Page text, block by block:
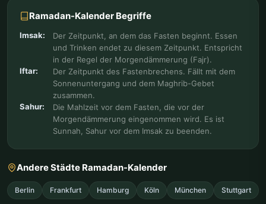
Ramadan-Kalender Begriffe
Imsak:
Der Zeitpunkt, an dem das Fasten beginnt. Essen
und Trinken endet zu diesem Zeitpunkt. Entspricht
in der Regel der Morgendämmerung (Fajr).
Iftar:
Der Zeitpunkt des Fastenbrechens. Fällt mit dem
Sonnenuntergang und dem Maghrib-Gebet
zusammen.
Sahur:
Die Mahlzeit vor dem Fasten, die vor der
Morgendämmerung eingenommen wird. Es ist
Sunnah, Sahur vor dem Imsak zu beenden.
Andere Städte Ramadan-Kalender
Berlin Frankfurt Hamburg Köln München Stuttgart